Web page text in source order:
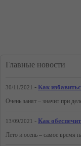
Главные новости
30/11/2021 - Как
13/09/2021 - Как